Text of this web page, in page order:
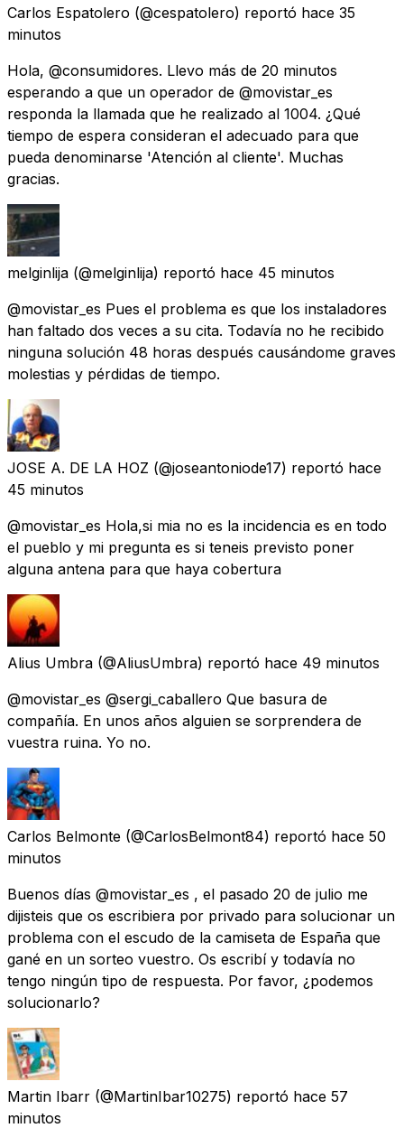
Carlos Espatolero (@cespatolero) reportó hace 35
minutos
Hola, @consumidores. Llevo más de 20 minutos
esperando a que un operador de @movistar_es
responda la llamada que he realizado al 1004. ¿Qué
tiempo de espera consideran el adecuado para que
pueda denominarse 'Atención al cliente'. Muchas
gracias.
melginlija (@melginlija) reportó hace 45 minutos
@movistar_es Pues el problema es que los instaladores
han faltado dos veces a su cita. Todavía no he recibido
ninguna solución 48 horas después causándome graves
molestias y pérdidas de tiempo.
JOSE A. DE LA HOZ (@joseantoniode17) reportó hace
45 minutos
@movistar_es Hola,si mia no es la incidencia es en todo
el pueblo y mi pregunta es si teneis previsto poner
alguna antena para que haya cobertura
Alius Umbra (@AliusUmbra) reportó hace 49 minutos
@movistar_es @sergi_caballero Que basura de
compañía. En unos años alguien se sorprendera de
vuestra ruina. Yo no.
Carlos Belmonte (@CarlosBelmont84) reportó hace 50
minutos
Buenos días @movistar_es , el pasado 20 de julio me
dijisteis que os escribiera por privado para solucionar un
problema con el escudo de la camiseta de España que
gané en un sorteo vuestro. Os escribí y todavía no
tengo ningún tipo de respuesta. Por favor, ¿podemos
solucionarlo?
Martin Ibarr (@MartinIbar10275) reportó hace 57
minutos